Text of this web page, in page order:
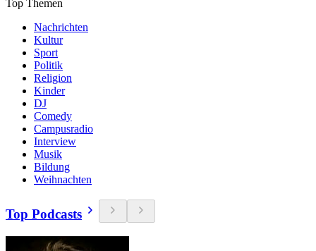
Top Themen
Nachrichten
Kultur
Sport
Politik
Religion
Kinder
DJ
Comedy
Campusradio
Interview
Musik
Bildung
Weihnachten
Top Podcasts